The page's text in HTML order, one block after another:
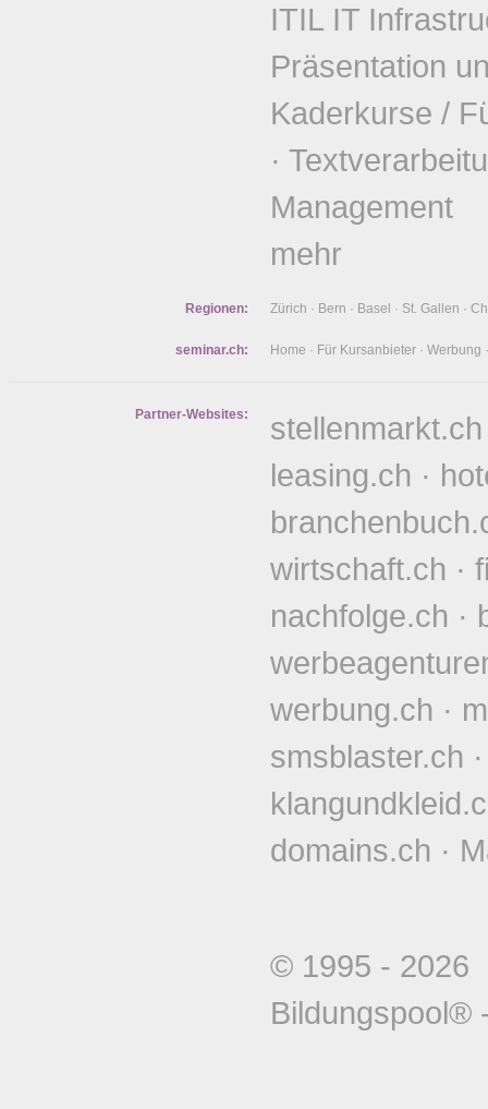
ITIL IT
Präsentation
Kaderkurse /
·
Management
mehr
Regionen: Zürich · Bern · Basel · St. Gallen ·
seminar.ch: Home · Für Kursanbieter · Werbung
Partner-Websites: stellenmarkt.ch
leasing.ch ·
wirtschaft.ch ·
nachfolge.ch ·
werbung.ch ·
smsblaster.ch
domains.ch ·
© 1995 -
Bildungspool®